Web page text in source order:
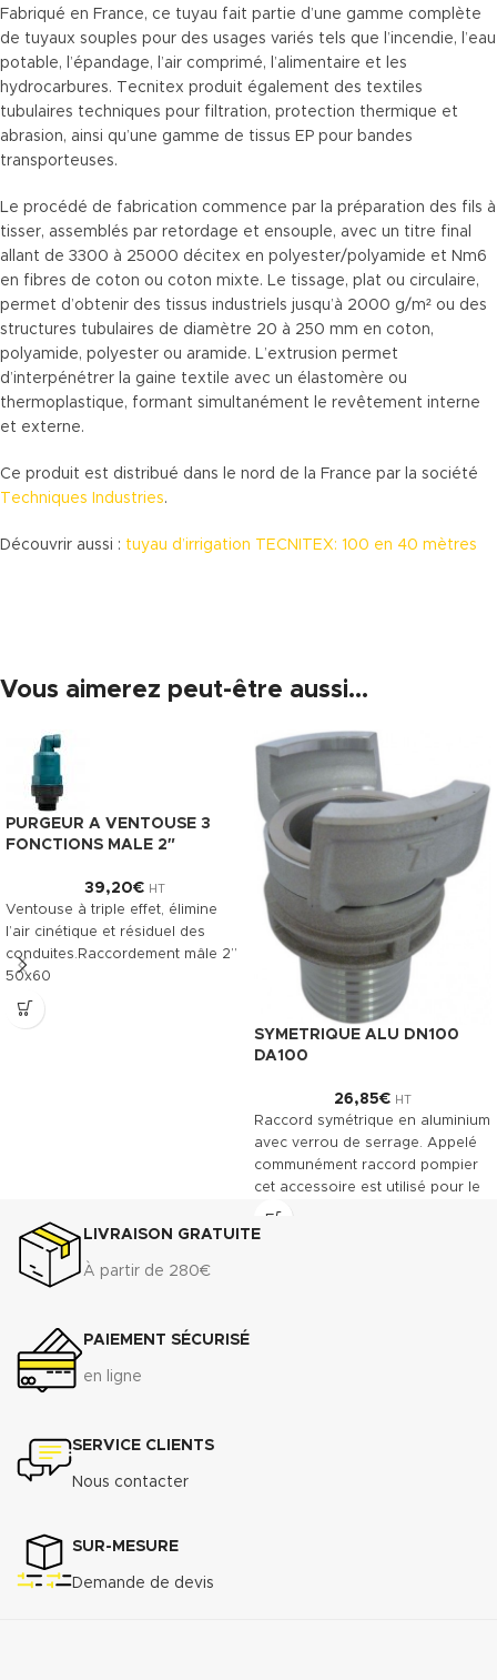
Fabriqué en France, ce tuyau fait partie d’une gamme complète
de tuyaux souples pour des usages variés tels que l’incendie, l’eau
potable, l’épandage, l’air comprimé, l’alimentaire et les
hydrocarbures. Tecnitex produit également des textiles
tubulaires techniques pour filtration, protection thermique et
abrasion, ainsi qu’une gamme de tissus EP pour bandes
transporteuses.
Le procédé de fabrication commence par la préparation des fils à
tisser, assemblés par retordage et ensouple, avec un titre final
allant de 3300 à 25000 décitex en polyester/polyamide et Nm6
en fibres de coton ou coton mixte. Le tissage, plat ou circulaire,
permet d’obtenir des tissus industriels jusqu’à 2000 g/m² ou des
structures tubulaires de diamètre 20 à 250 mm en coton,
polyamide, polyester ou aramide. L’extrusion permet
d’interpénétrer la gaine textile avec un élastomère ou
thermoplastique, formant simultanément le revêtement interne
et externe.
Ce produit est distribué dans le nord de la France par la société
Techniques Industries.
Découvrir aussi : tuyau d’irrigation TECNITEX: 100 en 40 mètres
Vous aimerez peut-être aussi…
PURGEUR A VENTOUSE 3
FONCTIONS MALE 2″
39,20€ HT
Ventouse à triple effet, élimine
l’air cinétique et résiduel des
conduites.Raccordement mâle 2’’
50x60
Télécharger la fiche technique
(.pdf)
SYMETRIQUE ALU DN100
DA100
26,85€ HT
Raccord symétrique en aluminium
avec verrou de serrage. Appelé
communément raccord pompier
cet accessoire est utilisé pour le
raccordement des tuyaux
souples.
LIVRAISON GRATUITE
À partir de 280€
PAIEMENT SÉCURISÉ
en ligne
SERVICE CLIENTS
Nous contacter
SUR-MESURE
Demande de devis